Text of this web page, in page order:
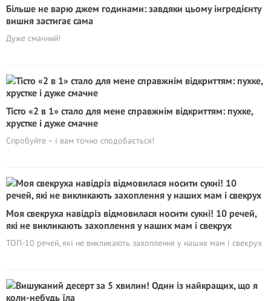
Більше не варю джем годинами: завдяки цьому інгредієнту
вишня застигає сама
Дуже смачний!
Тісто «2 в 1» стало для мене справжнім відкриттям: пухке,
хрустке і дуже смачне
Спробуйте – і вам точно сподобається!
Моя свекруха навідріз відмовилася носити сукні! 10 речей,
які не викликають захоплення у наших мам і свекрух
ТОП-10 речей, які не викликають захоплення у наших мам і свекрух